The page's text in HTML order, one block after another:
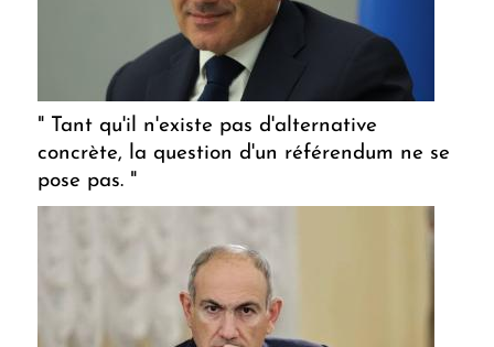
" Tant qu'il n'existe pas d'alternative
concrète, la question d'un référendum ne se
pose pas. "